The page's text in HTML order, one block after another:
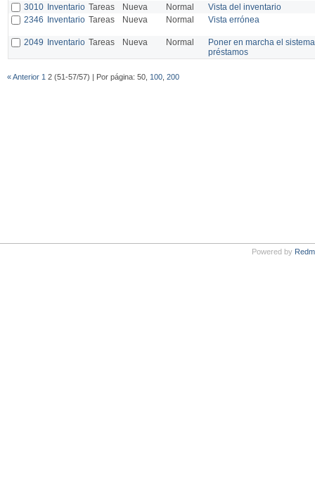
3010 Inventario Tareas Nueva Normal
Vista del inventario
2346 Inventario Tareas Nueva Normal Vista errónea
2049 Inventario Tareas Nueva Normal
Poner en marcha el
préstamos
« Anterior 1 2 (51-57/57) | Por página: 50, 100 200
Powered by